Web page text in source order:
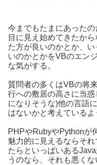
今までもたまにあった
目に見え始めてきたか
た方が良いのかとか、
いのかとかをVBのエン
な気がする。
質問者の多くはVBの将
行への敷居の高さに当
になりそうな)他の言語
はないかと考えているよ
PHPやRubyやPythonが
魅力的に見えるならそ
たらといっぱいある
うのなら、それも悪くな